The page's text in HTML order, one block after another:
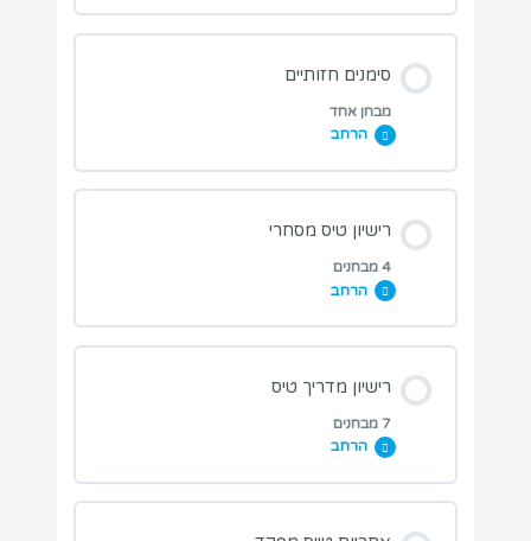
מבחן כללי טיסה
מבחן זכות קדימה
מבחני תרגול בנושא השיעור:
מבחן המרחב האווירי
סימנים חזותיים
מבחן אחד
הרחב
מבחני תרגול בנושא השיעור:
מבחן סימנים חזותיים
רישיון טיס מסחרי
4 מבחנים
הרחב
מבחני תרגול בנושא השיעור:
מבחן כשירות לקבלת רישיון
רישיון מדריך טיס
7 מבחנים
הרחב
מבחני תרגול בנושא השיעור: